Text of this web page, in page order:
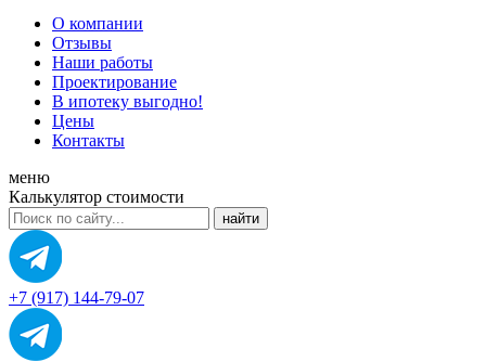
О компании
Отзывы
Наши работы
Проектирование
В ипотеку выгодно!
Цены
Контакты
меню
Калькулятор стоимости
+7 (917) 144-79-07